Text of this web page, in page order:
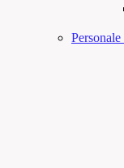
Personale